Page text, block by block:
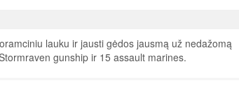
lauku ir jausti gėdos jausmą už nedažomą
gunship ir 15 assault marines.